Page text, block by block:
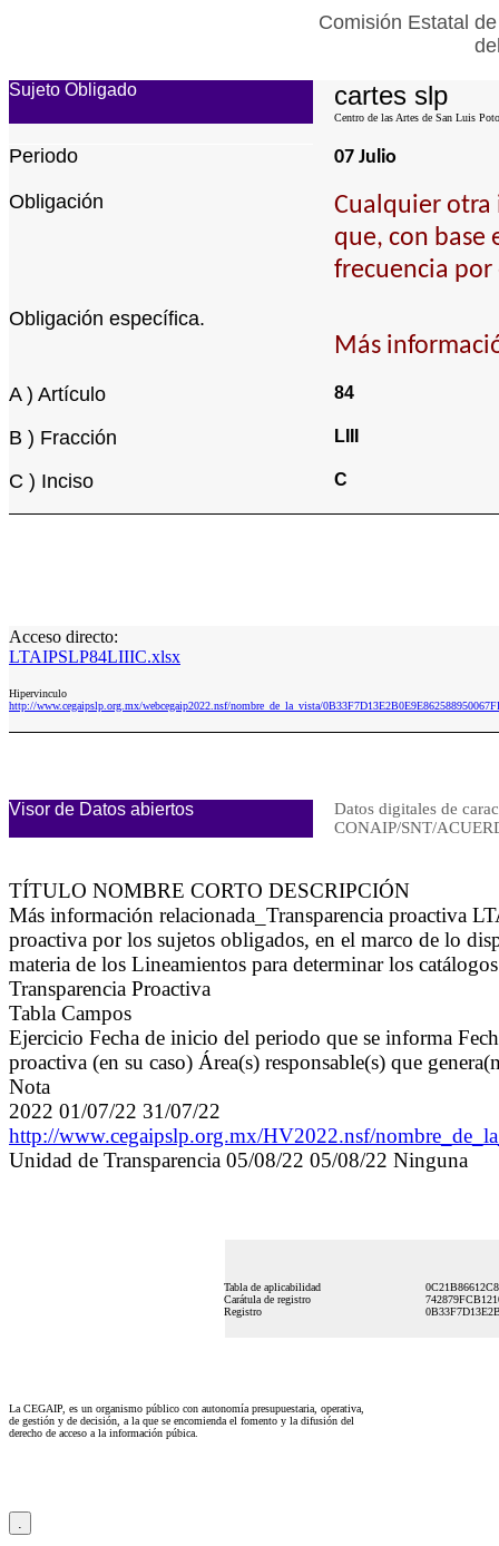
Comisión Estatal
Sujeto Obligado cartes slp
Centro de las Artes de San Luis
Periodo 07 Julio
Obligación
Cualquier otra
que, con base
frecuencia
Obligación específica.
Más
A ) Artículo 84
B ) Fracción LIII
C ) Inciso C
Acceso directo:
LTAIPSLP84LIIIC.xlsx
Hipervinculo
http://www.cegaipslp.org.mx/webcegaip2022.nsf/nombre_de_la_vista/
Visor de Datos abiertos
Datos digitales de
CONAIP/SNT/
TÍTULO NOMBRE CORTO DESCRIPCIÓN
Más información relacionada_Transparencia proactiva
proactiva por los sujetos obligados, en el marco de lo
materia de los Lineamientos para determinar los
Transparencia Proactiva
Tabla Campos
Ejercicio Fecha de inicio del periodo que se informa
proactiva (en su caso) Área(s) responsable(s) que
Nota
2022 01/07/22 31/07/22
http://www.cegaipslp.org.mx/HV2022.nsf/
Unidad de Transparencia 05/08/22 05/08/22 Ninguna
Tabla de aplicabilidad
Carátula de registro
Registro
La CEGAIP, es un organismo público con autonomía presupuestaria, operativa,
de gestión y de decisión, a la que se encomienda el fomento y la difusión del
derecho de acceso a la información púbica.